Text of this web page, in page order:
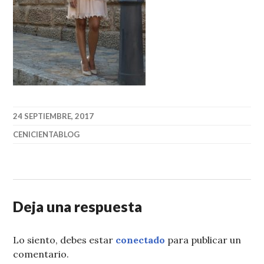
24 SEPTIEMBRE, 2017
CENICIENTABLOG
Deja una respuesta
Lo siento, debes estar conectado para publicar un
comentario.